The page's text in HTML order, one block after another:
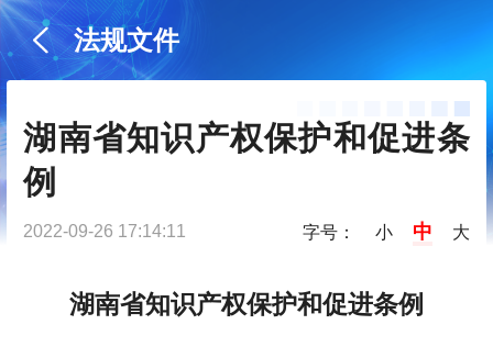
法规文件
湖南省知识产权保护和促进条
例
2022-09-26 17:14:11 字号： 小 中 大
湖南省知识产权保护和促进条例